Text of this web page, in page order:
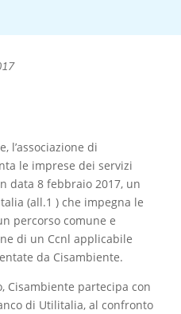
l’associazione di
le imprese dei servizi
data 8 febbraio 2017, un
(all.1 ) che impegna le
percorso comune e
di un Ccnl applicabile
da Cisambiente.
Cisambiente partecipa con
di Utilitalia, al confronto